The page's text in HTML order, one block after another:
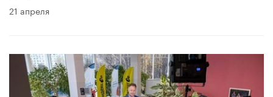
21 апреля